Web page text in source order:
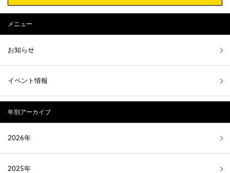
メニュー
お知らせ
イベント情報
年別アーカイブ
2026年
2025年